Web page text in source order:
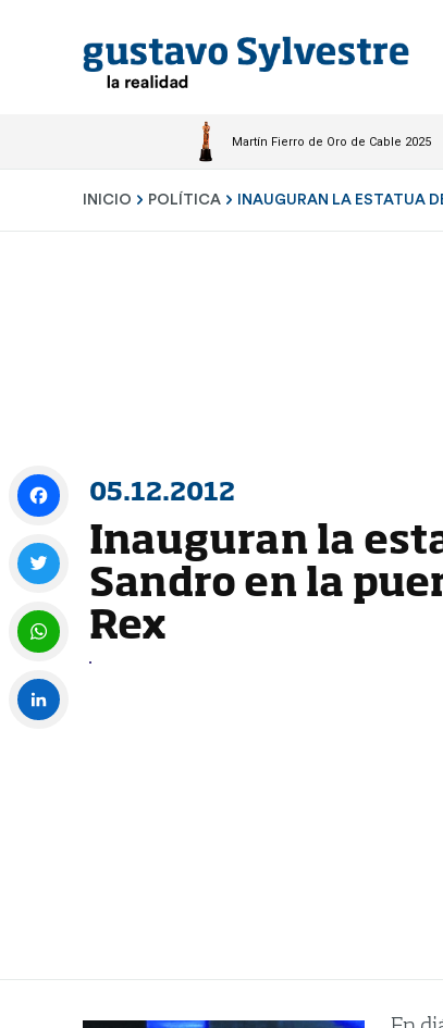
Martín Fierro de Oro de Cable 2025
INICIO POLÍTICA INAUGURAN LA ESTATUA
05.12.2012
Inauguran la
Sandro en la
Rex
Facebook
Twitter
WhatsApp